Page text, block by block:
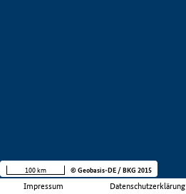
Impressum Datenschutzerklärung
100 km © Geobasis-DE / BKG 2015